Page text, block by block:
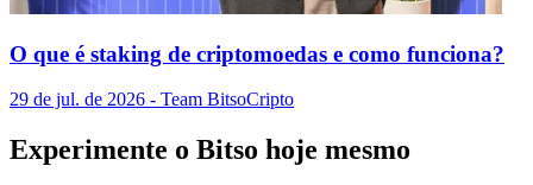
O que é staking de criptomoedas e como funciona?
29 de jul. de 2026 - Team BitsoCripto
Experimente o Bitso hoje mesmo